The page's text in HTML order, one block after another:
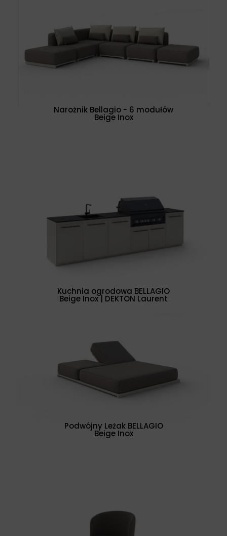
Narożnik Bellagio - 6 modułów
Beige Inox
Kuchnia ogrodowa BELLAGIO
Beige Inox | DEKTON Laurent
Podwójny Leżak BELLAGIO
Beige Inox